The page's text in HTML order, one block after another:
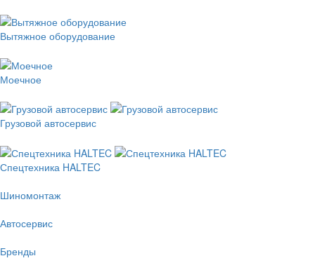
Вытяжное оборудование
Моечное
Грузовой автосервис
Спецтехника HALTEC
Шиномонтаж
Автосервис
Бренды